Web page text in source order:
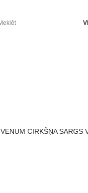
VENUM CIRKŠŅA SARGS